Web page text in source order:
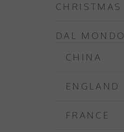
CHRISTMAS
DAL MONDO
CHINA
ENGLAND
FRANCE